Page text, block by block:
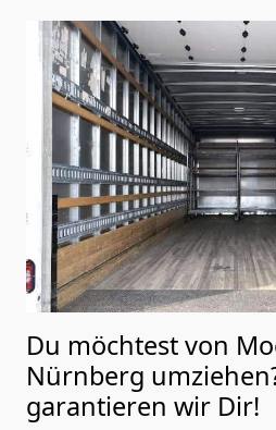
Du möchtest von
Nürnberg
garantieren wir Dir!